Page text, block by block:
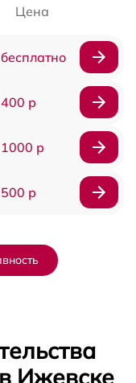
Цена
бесплатно
400 р
1000 р
500 р
Ижевске